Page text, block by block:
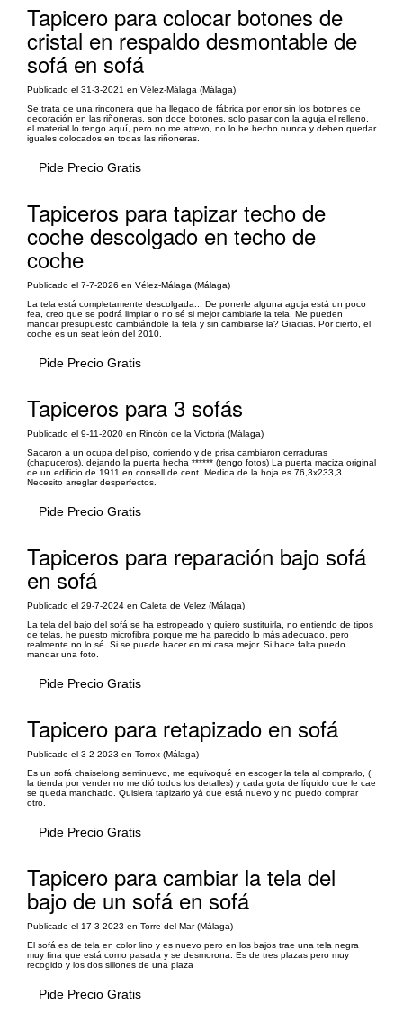
Tapicero para colocar botones de
cristal en respaldo desmontable de
sofá en sofá
Publicado el 31-3-2021 en Vélez-Málaga (Málaga)
Se trata de una rinconera que ha llegado de fábrica por error sin los botones de
decoración en las riñoneras, son doce botones, solo pasar con la aguja el relleno,
el material lo tengo aquí, pero no me atrevo, no lo he hecho nunca y deben quedar
iguales colocados en todas las riñoneras.
Pide Precio Gratis
Tapiceros para tapizar techo de
coche descolgado en techo de
coche
Publicado el 7-7-2026 en Vélez-Málaga (Málaga)
La tela está completamente descolgada... De ponerle alguna aguja está un poco
fea, creo que se podrá limpiar o no sé si mejor cambiarle la tela. Me pueden
mandar presupuesto cambiándole la tela y sin cambiarse la? Gracias. Por cierto, el
coche es un seat león del 2010.
Pide Precio Gratis
Tapiceros para 3 sofás
Publicado el 9-11-2020 en Rincón de la Victoria (Málaga)
Sacaron a un ocupa del piso, corriendo y de prisa cambiaron cerraduras
(chapuceros), dejando la puerta hecha ****** (tengo fotos) La puerta maciza original
de un edificio de 1911 en consell de cent. Medida de la hoja es 76,3x233,3
Necesito arreglar desperfectos.
Pide Precio Gratis
Tapiceros para reparación bajo sofá
en sofá
Publicado el 29-7-2024 en Caleta de Velez (Málaga)
La tela del bajo del sofá se ha estropeado y quiero sustituirla, no entiendo de tipos
de telas, he puesto microfibra porque me ha parecido lo más adecuado, pero
realmente no lo sé. Si se puede hacer en mi casa mejor. Si hace falta puedo
mandar una foto.
Pide Precio Gratis
Tapicero para retapizado en sofá
Publicado el 3-2-2023 en Torrox (Málaga)
Es un sofá chaiselong seminuevo, me equivoqué en escoger la tela al comprarlo, (
la tienda por vender no me dió todos los detalles) y cada gota de líquido que le cae
se queda manchado. Quisiera tapizarlo yá que está nuevo y no puedo comprar
otro.
Pide Precio Gratis
Tapicero para cambiar la tela del
bajo de un sofá en sofá
Publicado el 17-3-2023 en Torre del Mar (Málaga)
El sofá es de tela en color lino y es nuevo pero en los bajos trae una tela negra
muy fina que está como pasada y se desmorona. Es de tres plazas pero muy
recogido y los dos sillones de una plaza
Pide Precio Gratis